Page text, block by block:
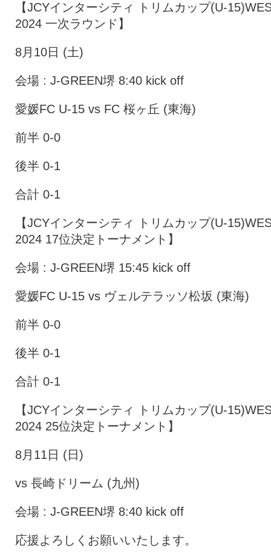
スポンサー
【JCYインターシティ トリムカップ(U-
2024 一次ラウンド】
8月10日 (土)
会場 : J-GREEN堺 8:40 kick off
愛媛FC U-15 vs FC 桜ヶ丘 (東海)
前半 0-0
後半 0-1
合計 0-1
【JCYインターシティ トリムカップ(U-
2024 17位決定トーナメント】
会場 : J-GREEN堺 15:45 kick off
愛媛FC U-15 vs ヴェルテラッソ松坂 (東海)
前半 0-0
後半 0-1
合計 0-1
【JCYインターシティ トリムカップ(U-
2024 25位決定トーナメント】
8月11日 (日)
vs 長崎ドリーム (九州)
会場 : J-GREEN堺 8:40 kick off
応援よろしくお願いいたします。